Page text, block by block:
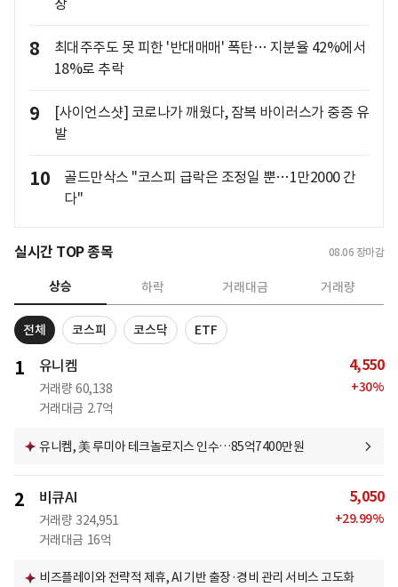
장
8
최대주주도 못 피한 '반대매매' 폭탄… 지분율 42%에서
18%로 추락
9
[사이언스샷] 코로나가 깨웠다, 잠복 바이러스가 중증 유
발
10
골드만삭스 "코스피 급락은 조정일 뿐…1만2000 간
다"
실시간 TOP 종목 08.06 장마감
상승 하락 거래대금 거래량
전체 코스피 코스닥 ETF
1 유니켐
거래량 60,138
거래대금 2.7억
4,550
+30%
유니켐, 美 루미아 테크놀로지스 인수…85억7400만원
2 비큐AI
거래량 324,951
거래대금 16억
5,050
+29.99%
비즈플레이와 전략적 제휴, AI 기반 출장·경비 관리 서비스 고도화